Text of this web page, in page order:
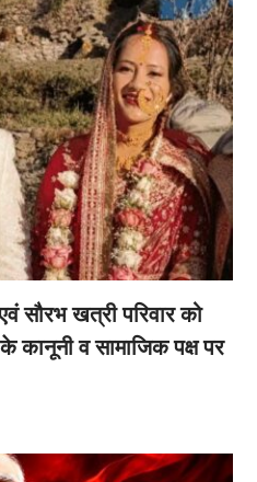
सौरभ खत्री परिवार को
कानूनी व सामाजिक पक्ष पर